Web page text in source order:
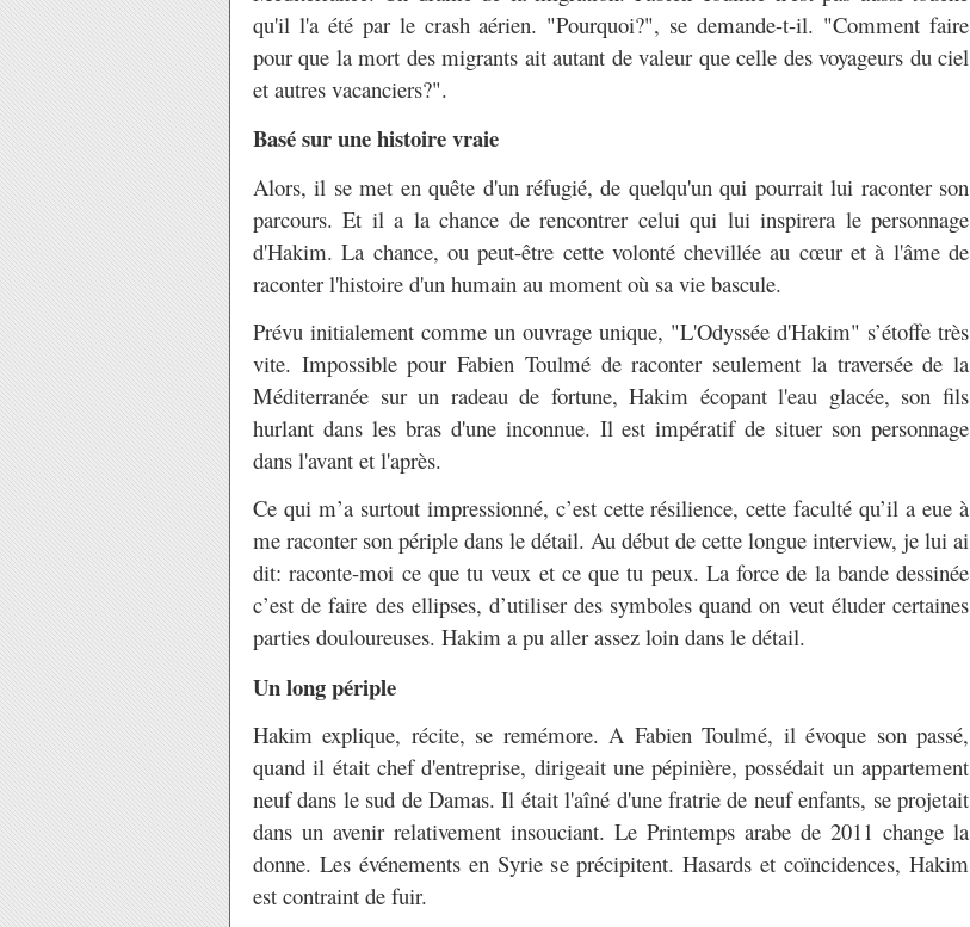
qu'il l'a été par le crash aérien. "Pourquoi?", se demande-t-il. "Comment faire
pour que la mort des migrants ait autant de valeur que celle des voyageurs du ciel
et autres vacanciers?".
Basé sur une histoire vraie
Alors, il se met en quête d'un réfugié, de quelqu'un qui pourrait lui raconter son
parcours. Et il a la chance de rencontrer celui qui lui inspirera le personnage
d'Hakim. La chance, ou peut-être cette volonté chevillée au cœur et à l'âme de
raconter l'histoire d'un humain au moment où sa vie bascule.
Prévu initialement comme un ouvrage unique, "L'Odyssée d'Hakim" s’étoffe très
vite. Impossible pour Fabien Toulmé de raconter seulement la traversée de la
Méditerranée sur un radeau de fortune, Hakim écopant l'eau glacée, son fils
hurlant dans les bras d'une inconnue. Il est impératif de situer son personnage
dans l'avant et l'après.
Ce qui m’a surtout impressionné, c’est cette résilience, cette faculté qu’il a eue à
me raconter son périple dans le détail. Au début de cette longue interview, je lui ai
dit: raconte-moi ce que tu veux et ce que tu peux. La force de la bande dessinée
c’est de faire des ellipses, d’utiliser des symboles quand on veut éluder certaines
parties douloureuses. Hakim a pu aller assez loin dans le détail.
Un long périple
Hakim explique, récite, se remémore. A Fabien Toulmé, il évoque son passé,
quand il était chef d'entreprise, dirigeait une pépinière, possédait un appartement
neuf dans le sud de Damas. Il était l'aîné d'une fratrie de neuf enfants, se projetait
dans un avenir relativement insouciant. Le Printemps arabe de 2011 change la
donne. Les événements en Syrie se précipitent. Hasards et coïncidences, Hakim
est contraint de fuir.